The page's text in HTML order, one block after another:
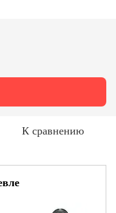
К сравнению